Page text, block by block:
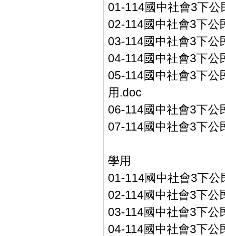
01-114國中社會3下
02-114國中社會3下
03-114國中社會3下
04-114國中社會3下
05-114國中社會3下
用.doc
06-114國中社會3下
07-114國中社會3下
學用
01-114國中社會3下
02-114國中社會3下
03-114國中社會3下
04-114國中社會3下